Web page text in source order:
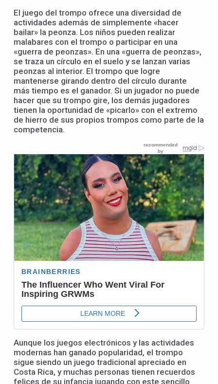
El juego del trompo ofrece una diversidad de
actividades además de simplemente «hacer
bailar» la peonza. Los niños pueden realizar
malabares con el trompo o participar en una
«guerra de peonzas». En una «guerra de peonzas»,
se traza un círculo en el suelo y se lanzan varias
peonzas al interior. El trompo que logre
mantenerse girando dentro del círculo durante
más tiempo es el ganador. Si un jugador no puede
hacer que su trompo gire, los demás jugadores
tienen la oportunidad de «picarlo» con el extremo
de hierro de sus propios trompos como parte de la
competencia.
Aunque los juegos electrónicos y las actividades
modernas han ganado popularidad, el trompo
sigue siendo un juego tradicional apreciado en
Costa Rica, y muchas personas tienen recuerdos
felices de su infancia jugando con este sencillo